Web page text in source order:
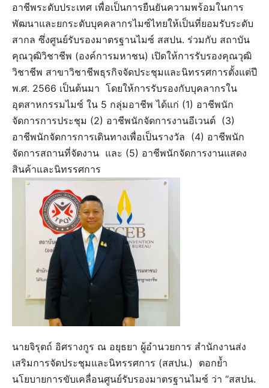
อาชีพระดับประเทศ เพื่อเป็นการยืนยันความพร้อมในการ
พัฒนาและยกระดับบุคคลากรไมซ์ไทยให้เป็นที่ยอมรับระดับ
สากล ซึ่งศูนย์รับรองมาตรฐานไมซ์ สสปน. ร่วมกับ สถาบัน
คุณวุฒิวิชาชีพ (องค์การมหาชน) เปิดให้การรับรองคุณวุฒิ
วิชาชีพ สาขาวิชาชีพธุรกิจจัดประชุมและนิทรรศการตั้งแต่ปี
พ.ศ. 2566 เป็นต้นมา โดยให้การรับรองกับบุคลากรใน
อุตสาหกรรมไมซ์ ใน 5 กลุ่มอาชีพ ได้แก่ (1) อาชีพนัก
จัดการการประชุม (2) อาชีพนักจัดการงานอีเวนต์ (3)
อาชีพนักจัดการการเดินทางเพื่อเป็นรางวัล (4) อาชีพนัก
จัดการสถานที่จัดงาน และ (5) อาชีพนักจัดการงานแสดง
สินค้าและนิทรรศการ
นายจิรุตถ์ อิศรางกูร ณ อยุธยา ผู้อำนวยการ สำนักงานส่ง
เสริมการจัดประชุมและนิทรรศการ (สสปน.) ตอกย้ำ
นโยบายการขับเคลื่อนศูนย์รับรองมาตรฐานไมซ์ ว่า “สสปน.